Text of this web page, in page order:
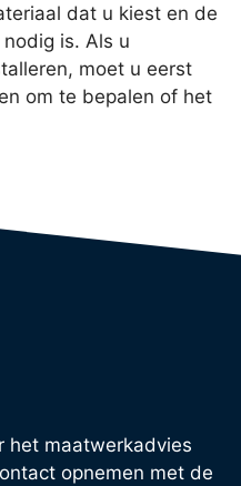
dat u kiest en de
is. Als u
moet u eerst
om te bepalen of het
het maatwerkadvies
opnemen met de